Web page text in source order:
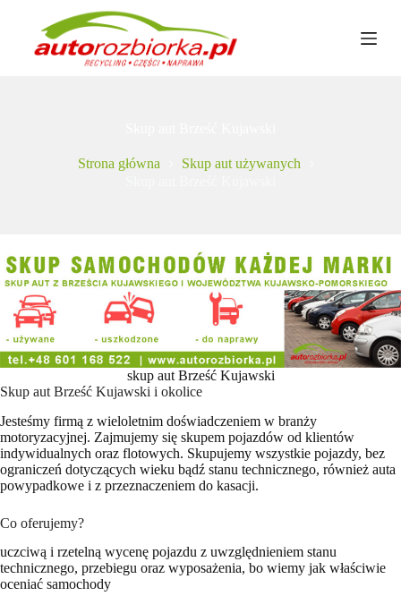
Strona główna
Skup aut używanych
skup aut Brześć Kujawski
Skup aut Brześć Kujawski i okolice
Jesteśmy firmą z wieloletnim doświadczeniem w branży
motoryzacyjnej. Zajmujemy się skupem pojazdów od klientów
indywidualnych oraz flotowych. Skupujemy wszystkie pojazdy, bez
ograniczeń dotyczących wieku bądź stanu technicznego, również auta
powypadkowe i z przeznaczeniem do kasacji.
Co oferujemy?
uczciwą i rzetelną wycenę pojazdu z uwzględnieniem stanu
technicznego, przebiegu oraz wyposażenia, bo wiemy jak właściwie
oceniać samochody